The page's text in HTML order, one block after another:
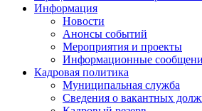
Информация
Новости
Анонсы событий
Мероприятия и проекты
Информационные
Кадровая политика
Муниципальная служба
Сведения о вакантных